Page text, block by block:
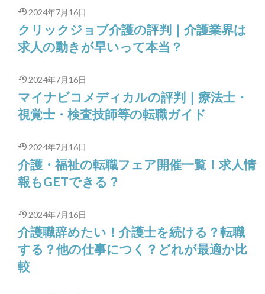
2024年7月16日
クリックジョブ介護の評判｜介護業界は
求人の動きが早いって本当？
2024年7月16日
マイナビコメディカルの評判｜療法士・
視覚士・検査技師等の転職ガイド
2024年7月16日
介護・福祉の転職フェア開催一覧！求人情
報もGETできる？
2024年7月16日
介護職辞めたい！介護士を続ける？転職
する？他の仕事につく？どれが最適か比
較